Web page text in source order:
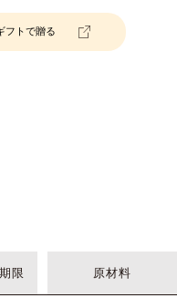
フトで贈る
限 原材料